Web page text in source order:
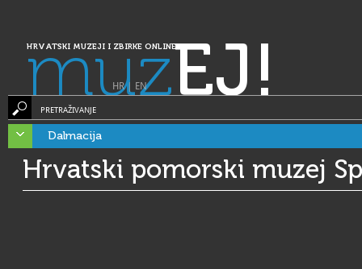
HRVATSKI MUZEJI I ZBIRKE ONLINE
muzEJ!
HR| EN
PRETRAŽIVANJE
Dalmacija
Hrvatski pomorski muzej